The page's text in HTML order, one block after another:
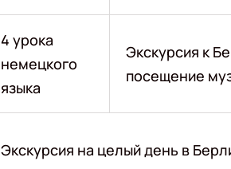
4 урока
немецкого
языка
Экскурсия к
посещение
Экскурсия на целый день в